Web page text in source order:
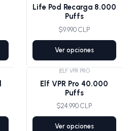
Life Pod Recarga 8.000
Puffs
$9.990 CLP
Ver opciones
|ELF VPR PRO
Elf VPR Pro 40.000
Puffs
$24.990 CLP
Ver opciones